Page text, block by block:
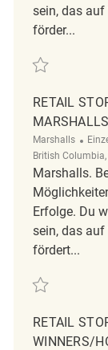
sein, das
förder...
Retten Retail
RETAIL
Marshalls
British
Marshalls.
Erfolge. Du
sein, das
fördert...
Retten Retail
RETAIL
WINNERS/